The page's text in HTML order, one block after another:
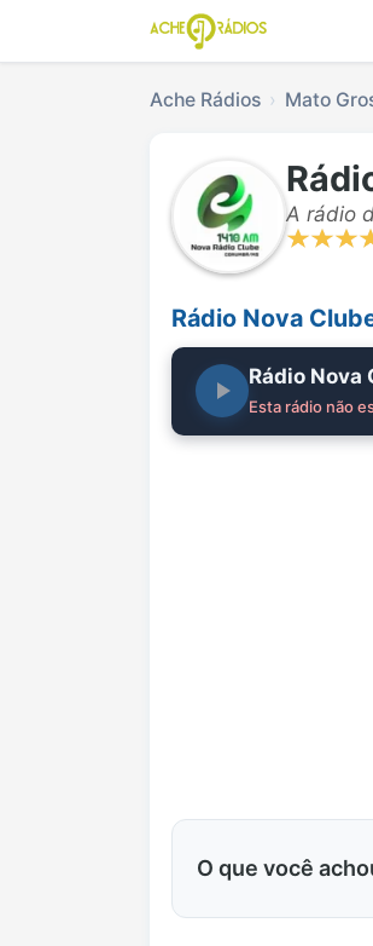
Ache Rádios Mato
A rádio
Rádio Nova
Rádio Nova
Esta rádio não
O que você